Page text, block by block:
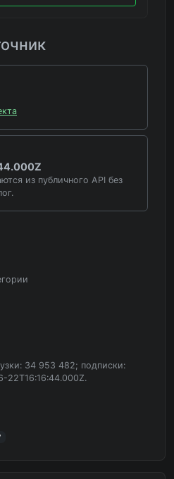
из публичного API без
34 953 482; подписки:
22T16:16:44.000Z.